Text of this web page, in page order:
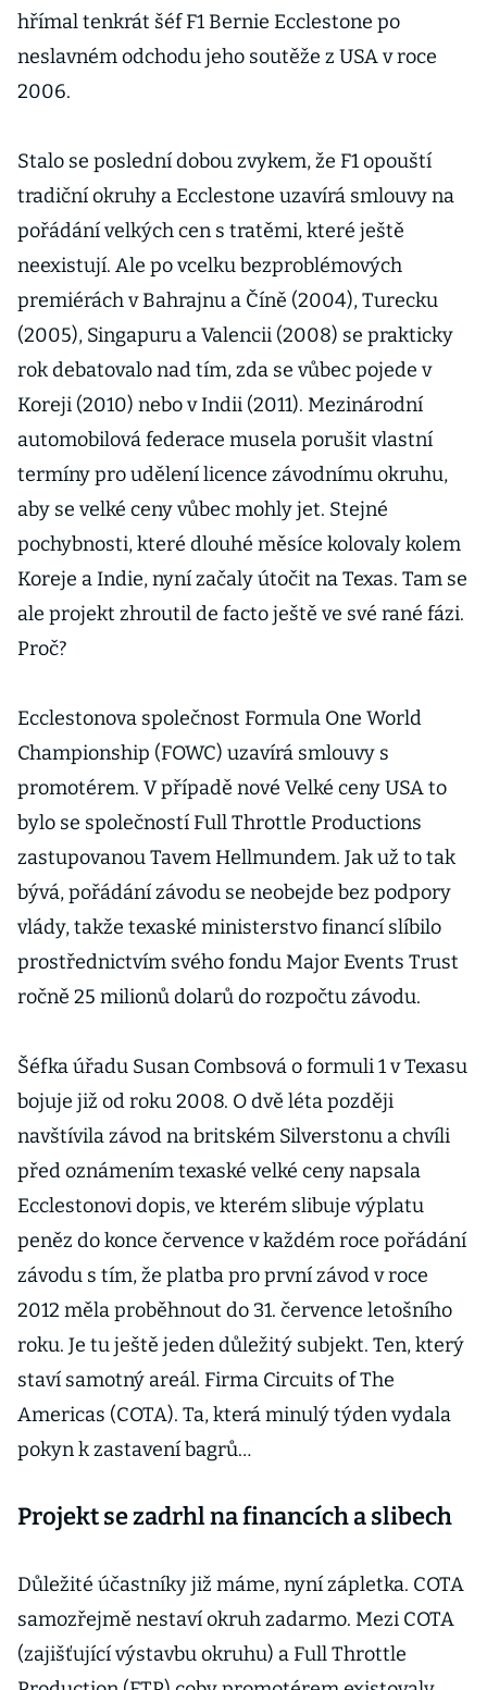
hřímal tenkrát šéf F1 Bernie Ecclestone po
neslavném odchodu jeho soutěže z USA v roce
2006.
Stalo se poslední dobou zvykem, že F1 opouští
tradiční okruhy a Ecclestone uzavírá smlouvy na
pořádání velkých cen s tratěmi, které ještě
neexistují. Ale po vcelku bezproblémových
premiérách v Bahrajnu a Číně (2004), Turecku
(2005), Singapuru a Valencii (2008) se prakticky
rok debatovalo nad tím, zda se vůbec pojede v
Koreji (2010) nebo v Indii (2011). Mezinárodní
automobilová federace musela porušit vlastní
termíny pro udělení licence závodnímu okruhu,
aby se velké ceny vůbec mohly jet. Stejné
pochybnosti, které dlouhé měsíce kolovaly kolem
Koreje a Indie, nyní začaly útočit na Texas. Tam se
ale projekt zhroutil de facto ještě ve své rané fázi.
Proč?
Ecclestonova společnost Formula One World
Championship (FOWC) uzavírá smlouvy s
promotérem. V případě nové Velké ceny USA to
bylo se společností Full Throttle Productions
zastupovanou Tavem Hellmundem. Jak už to tak
bývá, pořádání závodu se neobejde bez podpory
vlády, takže texaské ministerstvo financí slíbilo
prostřednictvím svého fondu Major Events Trust
ročně 25 milionů dolarů do rozpočtu závodu.
Šéfka úřadu Susan Combsová o formuli 1 v Texasu
bojuje již od roku 2008. O dvě léta později
navštívila závod na britském Silverstonu a chvíli
před oznámením texaské velké ceny napsala
Ecclestonovi dopis, ve kterém slibuje výplatu
peněz do konce července v každém roce pořádání
závodu s tím, že platba pro první závod v roce
2012 měla proběhnout do 31. července letošního
roku. Je tu ještě jeden důležitý subjekt. Ten, který
staví samotný areál. Firma Circuits of The
Americas (COTA). Ta, která minulý týden vydala
pokyn k zastavení bagrů…
Projekt se zadrhl na financích a slibech
Důležité účastníky již máme, nyní zápletka. COTA
samozřejmě nestaví okruh zadarmo. Mezi COTA
(zajišťující výstavbu okruhu) a Full Throttle